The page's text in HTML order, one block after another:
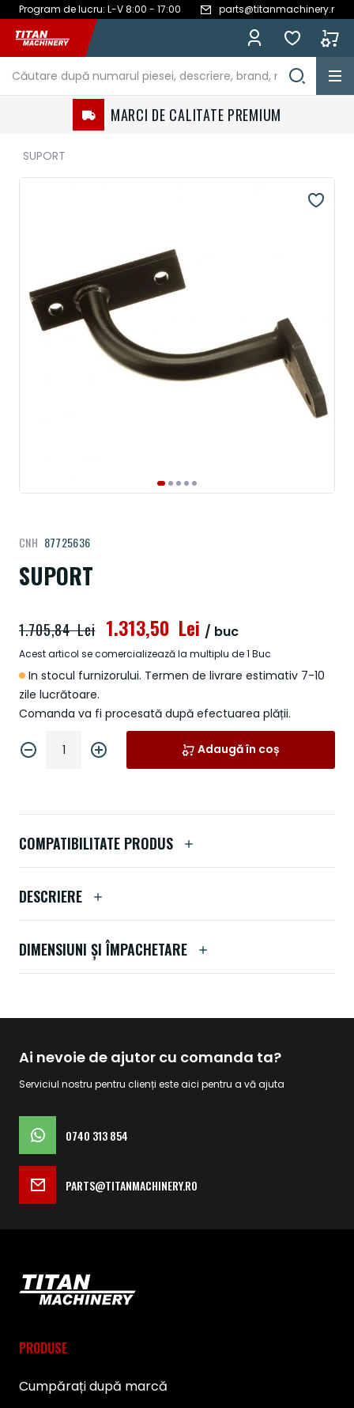
Program de lucru: L-V 8:00 - 17:00 parts@titanmachinery.ro
Mergeți
la
Conținut
MARCI DE CALITATE PREMIUM
SUPORT
SUPORT
CNH 87725636
In stocul furnizorului. Termen de livrare estimativ 7-10
zile lucrătoare.
Comanda va fi procesată după efectuarea plății.
1.313,50 Lei
1.705,84 Lei / buc
Acest articol se comercializează la multiplu de 1 Buc
Adaugă în coș
imagini
la
începutul
galeriei
imagini
COMPATIBILITATE PRODUS
DESCRIERE
DIMENSIUNI ȘI ÎMPACHETARE
Ai nevoie de ajutor cu comanda ta?
Serviciul nostru pentru clienți este aici pentru a vă ajuta
0740 313 854
PARTS@TITANMACHINERY.RO
PRODUSE
Cumpărați după marcă